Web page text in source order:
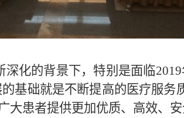
深化的背景下，特别是面临2019
基础就是不断提高的医疗服务
患者提供更加优质、高效、安